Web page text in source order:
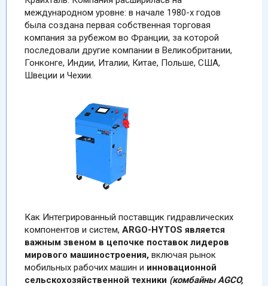
международном уровне: в начале 1980-х годов
была создана первая собственная торговая
компания за рубежом во Франции, за которой
последовали другие компании в Великобритании,
Гонконге, Индии, Италии, Китае, Польше, США,
Швеции и Чехии.
Как Интегрированный поставщик гидравлических
компонентов и систем, ARGO-HYTOS является
важным звеном в цепочке поставок лидеров
мирового машиностроения, включая рынок
мобильных рабочих машин и инновационной
сельскохозяйственной техники (комбайны AGCO,